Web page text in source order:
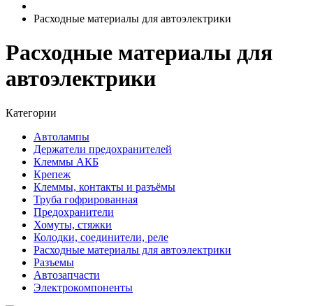
Расходные материалы для автоэлектрики
Расходные материалы для
автоэлектрики
Категории
Автолампы
Держатели предохранителей
Клеммы АКБ
Крепеж
Клеммы, контакты и разъёмы
Труба гофрированная
Предохранители
Хомуты, стяжки
Колодки, соединители, реле
Расходные материалы для автоэлектрики
Разъемы
Автозапчасти
Электрокомпоненты